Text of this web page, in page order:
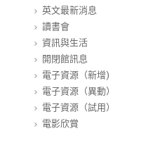
英文最新消息
讀書會
資訊與生活
開閉館訊息
電子資源（新增)
電子資源（異動）
電子資源（試用）
電影欣賞